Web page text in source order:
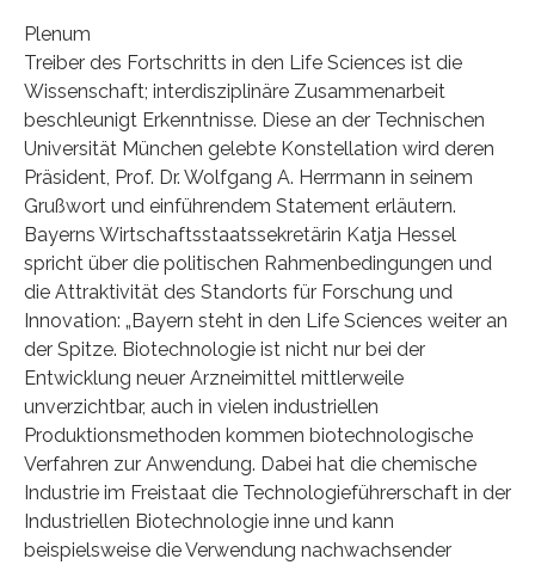
Plenum
Treiber des Fortschritts in den Life Sciences ist die
Wissenschaft; interdisziplinäre Zusammenarbeit
beschleunigt Erkenntnisse. Diese an der Technischen
Universität München gelebte Konstellation wird deren
Präsident, Prof. Dr. Wolfgang A. Herrmann in seinem
Grußwort und einführendem Statement erläutern.
Bayerns Wirtschaftsstaatssekretärin Katja Hessel
spricht über die politischen Rahmenbedingungen und
die Attraktivität des Standorts für Forschung und
Innovation: „Bayern steht in den Life Sciences weiter an
der Spitze. Biotechnologie ist nicht nur bei der
Entwicklung neuer Arzneimittel mittlerweile
unverzichtbar, auch in vielen industriellen
Produktionsmethoden kommen biotechnologische
Verfahren zur Anwendung. Dabei hat die chemische
Industrie im Freistaat die Technologieführerschaft in der
Industriellen Biotechnologie inne und kann
beispielsweise die Verwendung nachwachsender